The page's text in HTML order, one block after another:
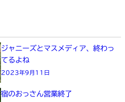
ジャニーズとマスメディア、終わっ
てるよね
2023年9月11日
宿のおっさん営業終了